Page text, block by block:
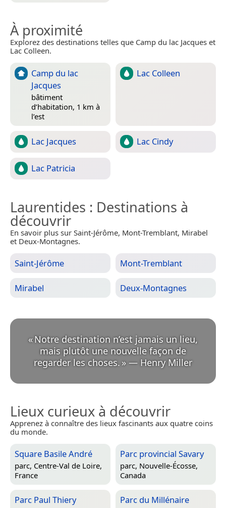
À proximité
Explorez des destinations telles que Camp du lac Jacques et
Lac Colleen.
Camp du lac
Jacques
bâtiment
d’habitation, 1 km à
l’est
Lac Colleen
Lac Jacques Lac Cindy
Lac Patricia
Laurentides : Destinations à
découvrir
En savoir plus sur Saint-Jérôme, Mont-Tremblant, Mirabel
et Deux-Montagnes.
Saint-Jérôme Mont-Tremblant
Mirabel Deux-Montagnes
«Notre destination n’est jamais un lieu,
mais plutôt une nouvelle façon de
regarder les choses. » — Henry Miller
Lieux curieux à découvrir
Apprenez à connaître des lieux fascinants aux quatre coins
du monde.
Square Basile André
parc, Centre-Val de Loire,
France
Parc provincial Savary
parc, Nouvelle-Écosse,
Canada
Parc Paul Thiery Parc du Millénaire